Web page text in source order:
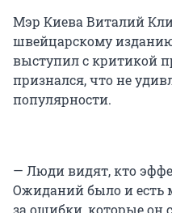
Мэр Киева Виталий
швейцарскому
выступил с критикой
признался, что не
популярности.
— Люди видят, кто
Ожиданий было и есть
за ошибки, которые он